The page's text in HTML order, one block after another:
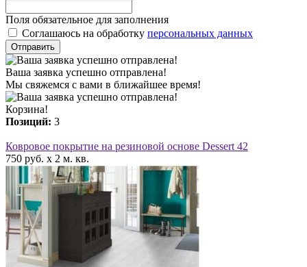
Поля обязательное для заполнения
Соглашаюсь на обработку персональных данных
Отправить
Ваша заявка успешно отправлена!
Мы свяжемся с вами в ближайшее время!
Корзина!
Позиций: 3
Ковровое покрытие на резиновой основе Dessert 42
750 руб. x 2 м. кв.